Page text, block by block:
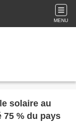
MENU
solaire au
% du pays